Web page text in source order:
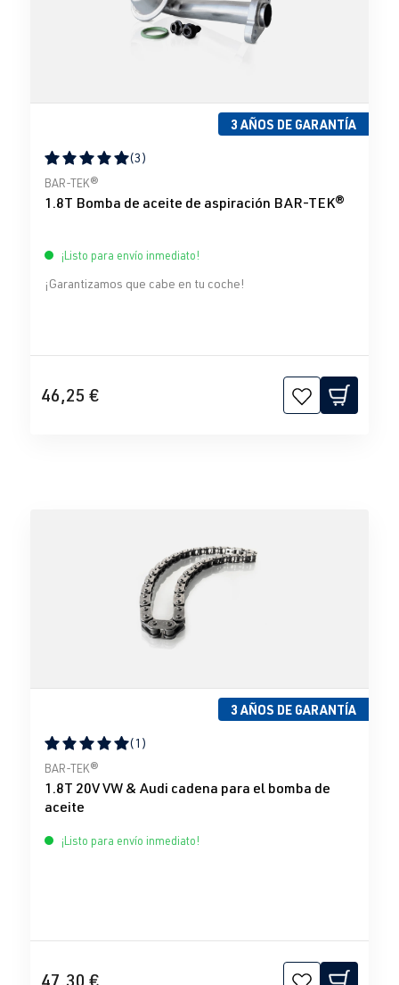
3 AÑOS DE GARANTÍA
Calificación promedio de 5 de 5 estrellas
(3)
BAR-TEK®
1.8T Bomba de aceite de aspiración BAR-TEK®
¡Listo para envío inmediato!
¡Garantizamos que cabe en tu coche!
46,25 €
3 AÑOS DE GARANTÍA
Calificación promedio de 5 de 5 estrellas
(1)
BAR-TEK®
1.8T 20V VW & Audi cadena para el bomba de
aceite
¡Listo para envío inmediato!
47,30 €